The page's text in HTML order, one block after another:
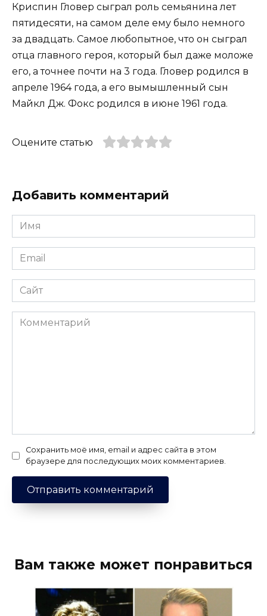
Криспин Гловер сыграл роль семьянина лет
пятидесяти, на самом деле ему было немного
за двадцать. Самое любопытное, что он сыграл
отца главного героя, который был даже моложе
его, а точнее почти на 3 года. Гловер родился в
апреле 1964 года, а его вымышленный сын
Майкл Дж. Фокс родился в июне 1961 года.
Оцените статью
Добавить комментарий
Имя
*
Email
*
Сайт
Комментарий
Сохранить моё имя, email и адрес сайта в этом
браузере для последующих моих комментариев.
Вам также может понравиться